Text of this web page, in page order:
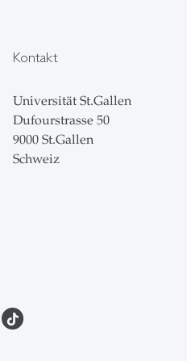
Kontakt
Universität St.Gallen
Dufourstrasse 50
9000 St.Gallen
Schweiz